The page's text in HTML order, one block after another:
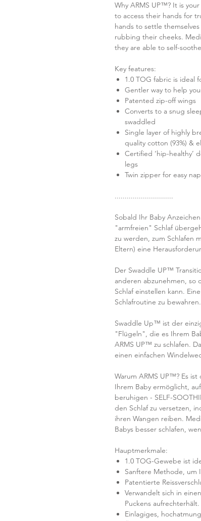
Why ARMS UP™? It is
to access their hands for
hands to settle
rubbing their cheeks.
they are able to self-
Key features:
1.0 TOG fabric is ideal
Gentler way to help
Patented zip-off wings
Converts to a snug
swaddled
Single layer of highly
quality cotton (93%) &
Certified ‘hip-healthy’
legs
Twin zipper for easy
.............................
Sobald Ihr Baby
"armfreien" Schlaf
zu werden, zum Schlafen
Eltern) eine
Der Swaddle UP™
anderen abzunehmen, so
Schlaf einstellen kann.
Schlafroutine zu bewahren.
Swaddle Up™ ist der
"Flügeln", die es Ihrem
ARMS UP™ zu schlafen.
einen einfachen
Warum ARMS UP™? Es
Ihrem Baby ermöglicht,
beruhigen - SELF-
den Schlaf zu versetzen,
ihren Wangen reiben.
Babys besser schlafen,
Hauptmerkmale:
1.0 TOG-Gewebe ist
Sanftere Methode, um
Patentierte
Verwandelt sich in
Puckens aufrechterhält.
Einlagiges,